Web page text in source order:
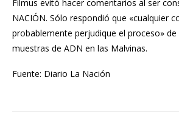
Filmus evitó hacer comentarios al ser
NACIÓN. Sólo respondió que «cualquier
probablemente perjudique el proceso»
muestras de ADN en las Malvinas.
Fuente: Diario La Nación